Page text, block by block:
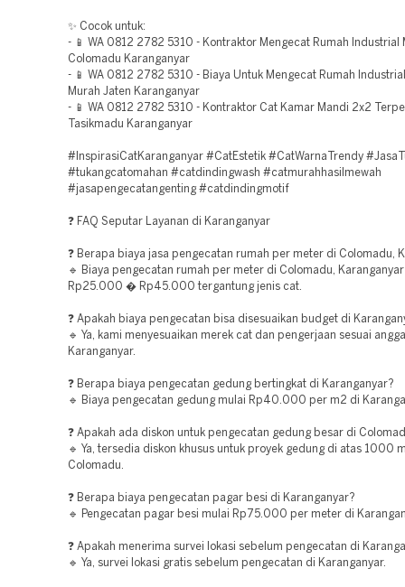
✨ Cocok untuk:
- 📱 WA 0812 2782 5310 - Kontraktor Mengecat Rumah Industrial
Colomadu Karanganyar
- 📱 WA 0812 2782 5310 - Biaya Untuk Mengecat Rumah
Murah Jaten Karanganyar
- 📱 WA 0812 2782 5310 - Kontraktor Cat Kamar Mandi 2x2
Tasikmadu Karanganyar
#InspirasiCatKaranganyar #CatEstetik #CatWarnaTrendy
#tukangcatomahan #catdindingwash #catmurahhasilmewah
#jasapengecatangenting #catdindingmotif
❓ FAQ Seputar Layanan di Karanganyar
❓ Berapa biaya jasa pengecatan rumah per meter di Colomadu,
🔹 Biaya pengecatan rumah per meter di Colomadu,
Rp25.000 � Rp45.000 tergantung jenis cat.
❓ Apakah biaya pengecatan bisa disesuaikan budget di
🔹 Ya, kami menyesuaikan merek cat dan pengerjaan sesuai
Karanganyar.
❓ Berapa biaya pengecatan gedung bertingkat di Karanganyar?
🔹 Biaya pengecatan gedung mulai Rp40.000 per m2 di
❓ Apakah ada diskon untuk pengecatan gedung besar di
🔹 Ya, tersedia diskon khusus untuk proyek gedung di atas 1000
Colomadu.
❓ Berapa biaya pengecatan pagar besi di Karanganyar?
🔹 Pengecatan pagar besi mulai Rp75.000 per meter di
❓ Apakah menerima survei lokasi sebelum pengecatan di
🔹 Ya, survei lokasi gratis sebelum pengecatan di Karanganyar.